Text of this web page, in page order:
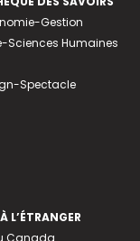
Gestion
Sciences Humaines
Spectacle
L’ÉTRANGER